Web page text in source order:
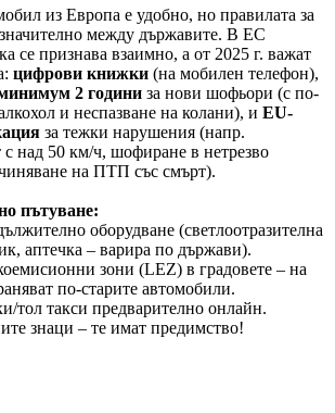
из Европа е удобно, но правилата за
между държавите. В ЕС
се признава взаимно, а от 2025 г. важат
цифрови книжки (на мобилен телефон),
2 години за нови шофьори (с по-
и неспазване на колани), и EU-
за тежки нарушения (напр.
с над 50 км/ч, шофиране в нетрезво
на ПТП със смърт).
пътуване:
оборудване (светлоотразителна
аптечка – варира по държави).
зони (LEZ) в градовете – на
по-старите автомобили.
тол такси предварително онлайн.
знаци – те имат предимство!